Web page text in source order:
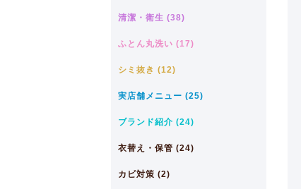
清潔・衛生 (38)
ふとん丸洗い (17)
シミ抜き (12)
実店舗メニュー (25)
ブランド紹介 (24)
衣替え・保管 (24)
カビ対策 (2)